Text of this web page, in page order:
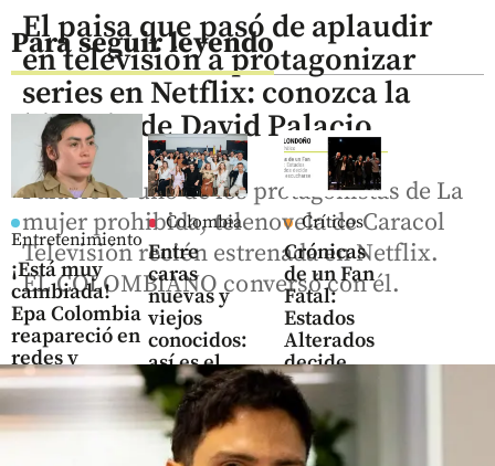
Para seguir leyendo
Entretenimiento
¡Está muy
cambiada!
Epa Colombia
reapareció en
redes y
parece otra
share
Colombia
Entre
caras
nuevas y
viejos
conocidos:
así es el
nuevo
Gobierno
share
Críticos
Crónicas
de un Fan
Fatal:
Estados
Alterados
decide
volver a
escucharse
share
El paisa que pasó de aplaudir
en televisión a protagonizar
series en Netflix: conozca la
historia de David Palacio
Palacio es uno de los protagonistas de La
mujer prohibida, telenovela de Caracol
Televisión recién estrenada en Netflix.
EL COLOMBIANO conversó con él.